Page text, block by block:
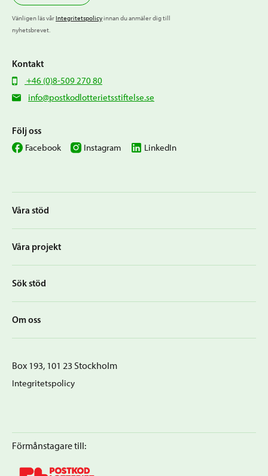
Våra stöd
Våra projekt
Sök stöd
Om oss
Vänligen läs vårIntegritetspolicyinnan du anmäler dig till
nyhetsbrevet.
Kontakt
+46 (0)8-509 270 80
info@postkodlotterietsstiftelse.se
Följ oss
Facebook Instagram LinkedIn
Förmånstagare till:
Box 193, 101 23 Stockholm
Integritetspolicy